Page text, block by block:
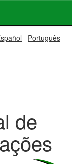
Português
de